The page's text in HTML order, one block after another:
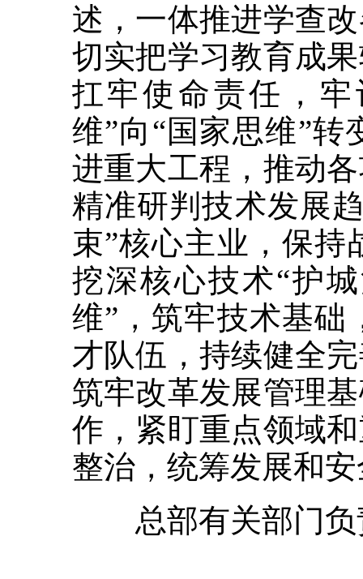
述，一体推进学查
切实把学习教育成
扛牢使命责任，
维”向“国家思维”
进重大工程，推动
精准研判技术发展
束”核心主业，保
挖深核心技术“护
维”，筑牢技术基础
才队伍，持续健全
筑牢改革发展管理
作，紧盯重点领域
整治，统筹发展和
总部有关部门负